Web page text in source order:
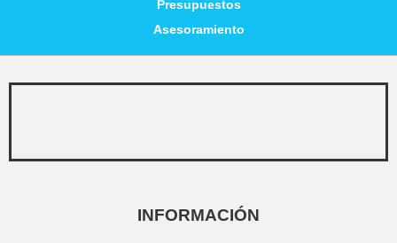
Presupuestos
Asesoramiento
INFORMACIÓN